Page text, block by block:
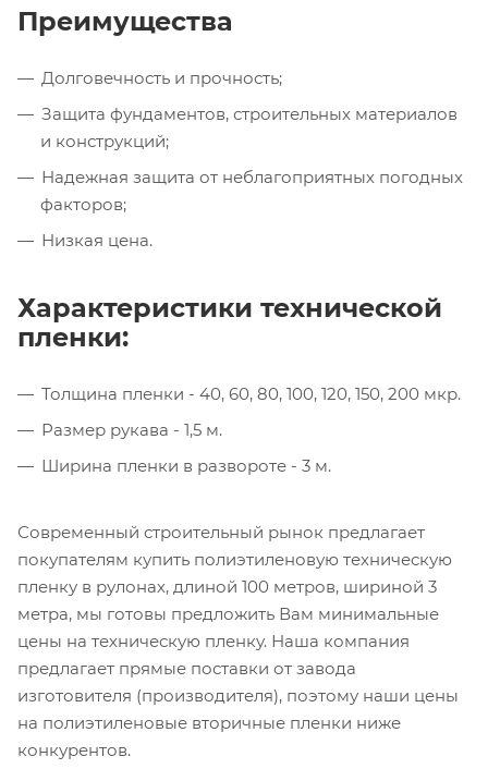
Преимущества
Долговечность и прочность;
Защита фундаментов, строительных материалов
и конструкций;
Надежная защита от неблагоприятных погодных
факторов;
Низкая цена.
Характеристики технической
пленки:
Толщина пленки - 40, 60, 80, 100, 120, 150, 200 мкр.
Размер рукава - 1,5 м.
Ширина пленки в развороте - 3 м.
Современный строительный рынок предлагает
покупателям купить полиэтиленовую техническую
пленку в рулонах, длиной 100 метров, шириной 3
метра, мы готовы предложить Вам минимальные
цены на техническую пленку. Наша компания
предлагает прямые поставки от завода
изготовителя (производителя), поэтому наши цены
на полиэтиленовые вторичные пленки ниже
конкурентов.